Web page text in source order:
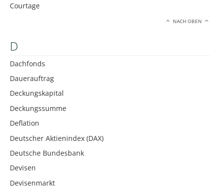
Courtage
NACH OBEN
D
Dachfonds
Dauerauftrag
Deckungskapital
Deckungssumme
Deflation
Deutscher Aktienindex (DAX)
Deutsche Bundesbank
Devisen
Devisenmarkt